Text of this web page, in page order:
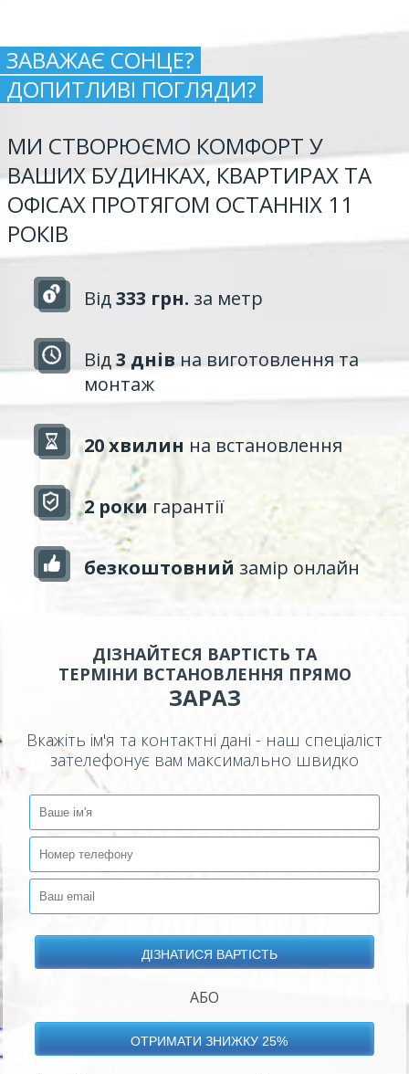
ЗАВАЖАЄ СОНЦЕ?
ДОПИТЛИВІ ПОГЛЯДИ?
МИ СТВОРЮЄМО КОМФОРТ У
ВАШИХ БУДИНКАХ, КВАРТИРАХ ТА
ОФІСАХ ПРОТЯГОМ ОСТАННІХ 11
РОКІВ
Від333 грн. за метр
Від3 днів на виготовлення та
монтаж
20 хвилин на встановлення
2 роки гарантії
безкоштовний замір онлайн
ДІЗНАЙТЕСЯ ВАРТІСТЬ ТА
ТЕРМІНИ ВСТАНОВЛЕННЯ ПРЯМО
ЗАРАЗ
Вкажіть ім'я та контактні дані - наш спеціаліст
зателефонує вам максимально швидко
АБО